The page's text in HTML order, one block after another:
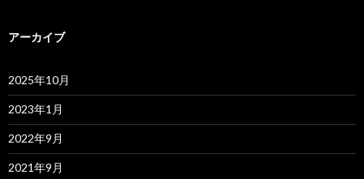
アーカイブ
2025年10月
2023年1月
2022年9月
2021年9月